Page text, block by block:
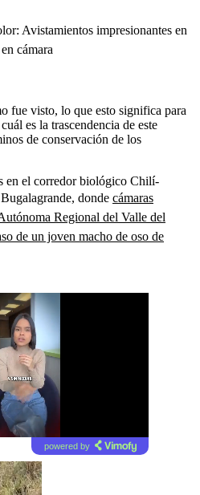
Avistamientos impresionantes en
cámara
fue visto, lo que esto significa para
es la trascendencia de este
de conservación de los
en el corredor biológico Chilí-
donde cámaras
Regional del Valle del
de un joven macho de oso de
powered by